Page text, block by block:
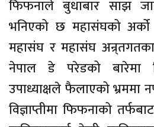
फिफनाले बुधाबार साझ
भनिएको छ महासंघको
महासंघ र महासंघ
नेपाल डे परेडको बारेमा
उपाध्याक्षले फैलाएको भ्रममा
विज्ञाप्तीमा फिफनाको